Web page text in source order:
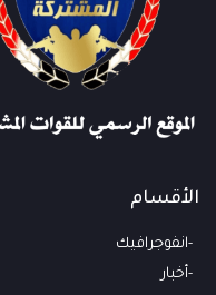
الأقسام
انفوجرافيك
أخبار